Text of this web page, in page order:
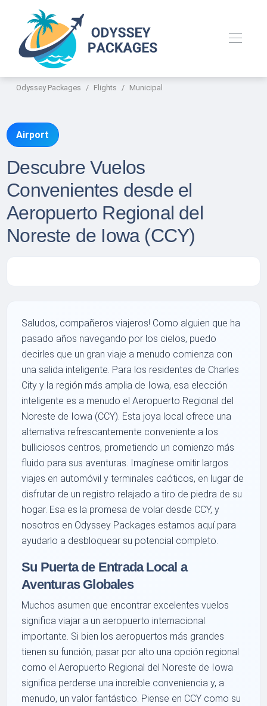
Odyssey Packages Flights Municipal
Airport
Descubre Vuelos
Convenientes desde el
Aeropuerto Regional del
Noreste de Iowa (CCY)
Saludos, compañeros viajeros! Como alguien que ha
pasado años navegando por los cielos, puedo
decirles que un gran viaje a menudo comienza con
una salida inteligente. Para los residentes de Charles
City y la región más amplia de Iowa, esa elección
inteligente es a menudo el Aeropuerto Regional del
Noreste de Iowa (CCY). Esta joya local ofrece una
alternativa refrescantemente conveniente a los
bulliciosos centros, prometiendo un comienzo más
fluido para sus aventuras. Imagínese omitir largos
viajes en automóvil y terminales caóticos, en lugar de
disfrutar de un registro relajado a tiro de piedra de su
hogar. Esa es la promesa de volar desde CCY, y
nosotros en Odyssey Packages estamos aquí para
ayudarlo a desbloquear su potencial completo.
Su Puerta de Entrada Local a
Aventuras Globales
Muchos asumen que encontrar excelentes vuelos
significa viajar a un aeropuerto internacional
importante. Si bien los aeropuertos más grandes
tienen su función, pasar por alto una opción regional
como el Aeropuerto Regional del Noreste de Iowa
significa perderse una increíble conveniencia y, a
menudo, un valor fantástico. Piense en CCY como su